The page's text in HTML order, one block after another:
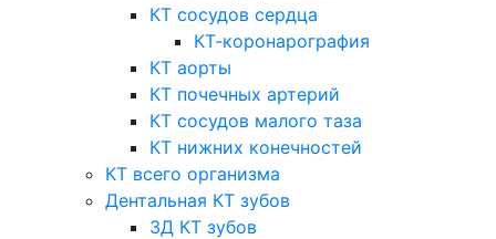
КТ сосудов сердца
КТ-коронарография
КТ аорты
КТ почечных артерий
КТ сосудов малого таза
КТ нижних конечностей
КТ всего организма
Дентальная КТ зубов
3Д КТ зубов